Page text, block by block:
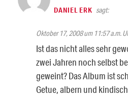
DANIEL ERK sagt:
Oktober 17, 2008 um 11:57 a.m.
Ist das nicht alles sehr
zwei Jahren noch selbst
geweint? Das Album ist
Getue, albern und